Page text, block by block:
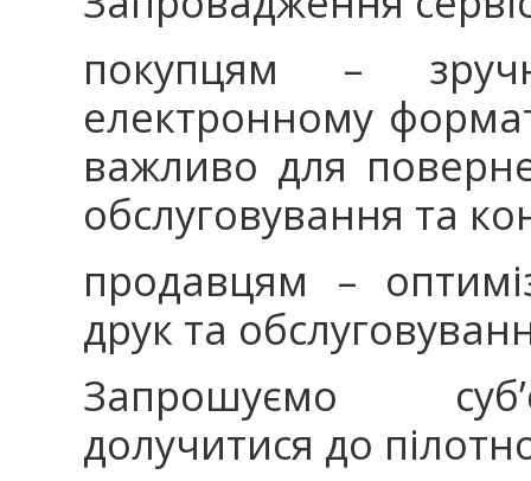
покупцям –
електронному
важливо для
обслуговування та
продавцям –
друк та
Запрошуємо
долучитися до